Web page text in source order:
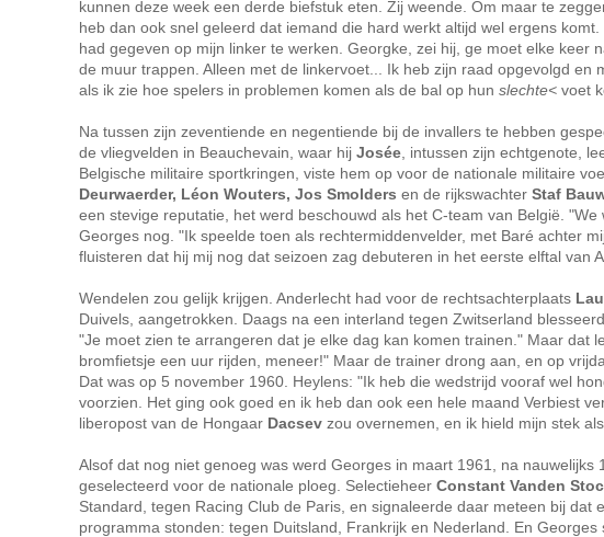
kunnen deze week een derde biefstuk eten. Zij weende. Om maar te
heb dan ook snel geleerd dat iemand die hard werkt altijd wel ergens
had gegeven op mijn linker te werken. Georgke, zei hij, ge moet elke keer
de muur trappen. Alleen met de linkervoet... Ik heb zijn raad opgevolgd
als ik zie hoe spelers in problemen komen als de bal op hun slechte< voet
Na tussen zijn zeventiende en negentiende bij de invallers te hebben
de vliegvelden in Beauchevain, waar hij Josée , intussen zijn echtgenote,
Belgische militaire sportkringen, viste hem op voor de nationale militaire
Deurwaerder, Léon Wouters, Jos Smolders en de rijkswachter Staf
een stevige reputatie, het werd beschouwd als het C-team van België.
Georges nog. "Ik speelde toen als rechtermiddenvelder, met Baré achter
fluisteren dat hij mij nog dat seizoen zag debuteren in het eerste elftal van
Wendelen zou gelijk krijgen. Anderlecht had voor de rechtsachterplaats
Duivels, aangetrokken. Daags na een interland tegen Zwitserland
"Je moet zien te arrangeren dat je elke dag kan komen trainen." Maar dat
bromfietsje een uur rijden, meneer!" Maar de trainer drong aan, en op
Dat was op 5 november 1960. Heylens: "Ik heb die wedstrijd vooraf wel
voorzien. Het ging ook goed en ik heb dan ook een hele maand Verbiest
liberopost van de Hongaar Dacsev zou overnemen, en ik hield mijn stek
Alsof dat nog niet genoeg was werd Georges in maart 1961, na
geselecteerd voor de nationale ploeg. Selectieheer Constant Vanden
Standard, tegen Racing Club de Paris, en signaleerde daar meteen bij
programma stonden: tegen Duitsland, Frankrijk en Nederland. En